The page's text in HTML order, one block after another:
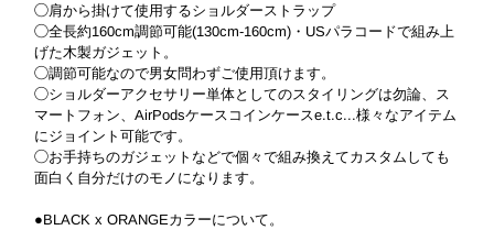
◯肩から掛けて使用するショルダーストラップ
◯全長約160cm調節可能(130cm-160cm)・USパラコードで組み上
げた木製ガジェット。
◯調節可能なので男女問わずご使用頂けます。
◯ショルダーアクセサリー単体としてのスタイリングは勿論、ス
マートフォン、AirPodsケースコインケースe.t.c...様々なアイテム
にジョイント可能です。
◯お手持ちのガジェットなどで個々で組み換えてカスタムしても
面白く自分だけのモノになります。
●BLACK x ORANGEカラーについて。